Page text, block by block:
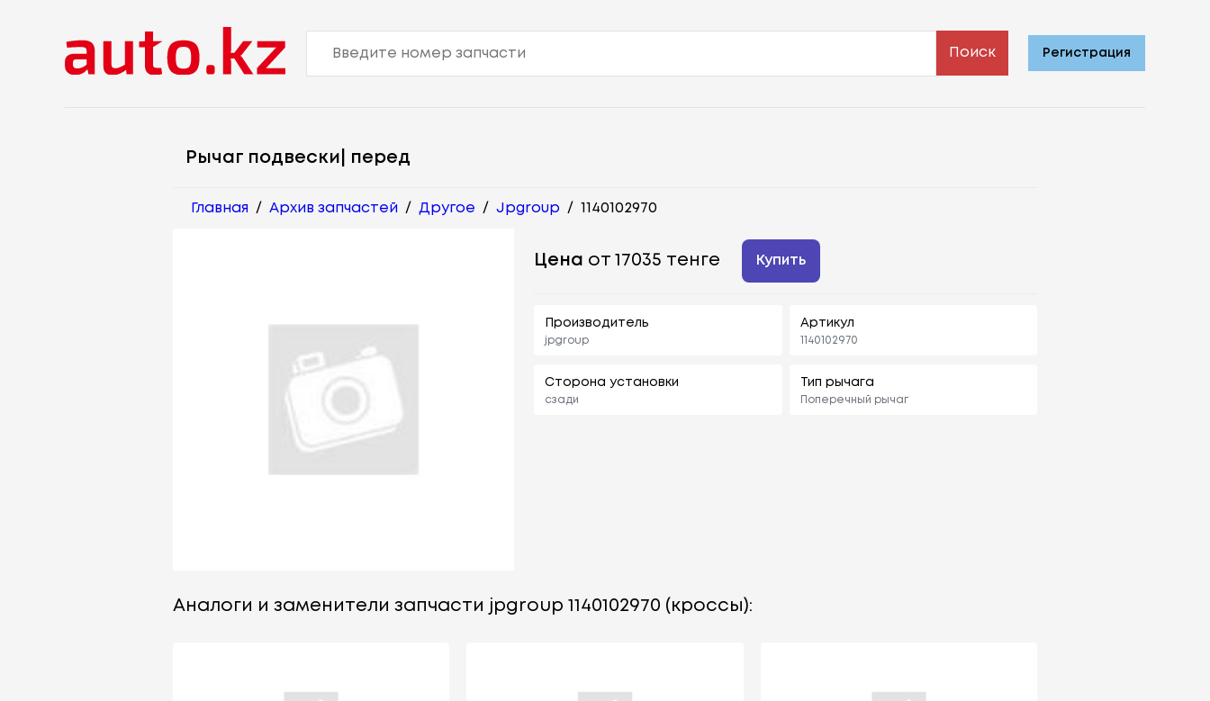
Поиск Регистрация
Рычаг подвески| перед
Главная / Архив запчастей / Другое / Jpgroup / 1140102970
Цена от 17035 тенге Купить
Производитель
jpgroup
Артикул
1140102970
Сторона установки
сзади
Тип рычага
Поперечный рычаг
Аналоги и заменители запчасти jpgroup 1140102970 (кроссы):